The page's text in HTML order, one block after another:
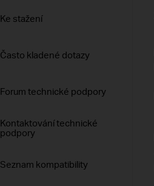
Ke stažení
Často kladené dotazy
Forum technické podpory
Kontaktování technické
podpory
Seznam kompatibility